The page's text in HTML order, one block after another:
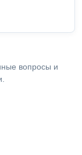
вопросы и